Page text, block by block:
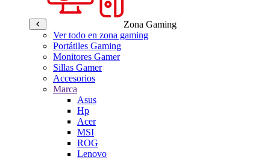
Zona Gaming
Ver todo en zona gaming
Portátiles Gaming
Monitores Gamer
Sillas Gamer
Accesorios
Marca
Asus
Hp
Acer
MSI
ROG
Lenovo